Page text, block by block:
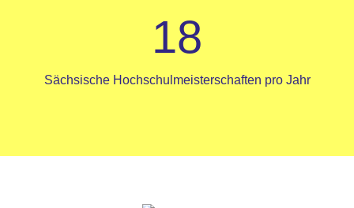
18
Sächsische Hochschulmeisterschaften pro Jahr